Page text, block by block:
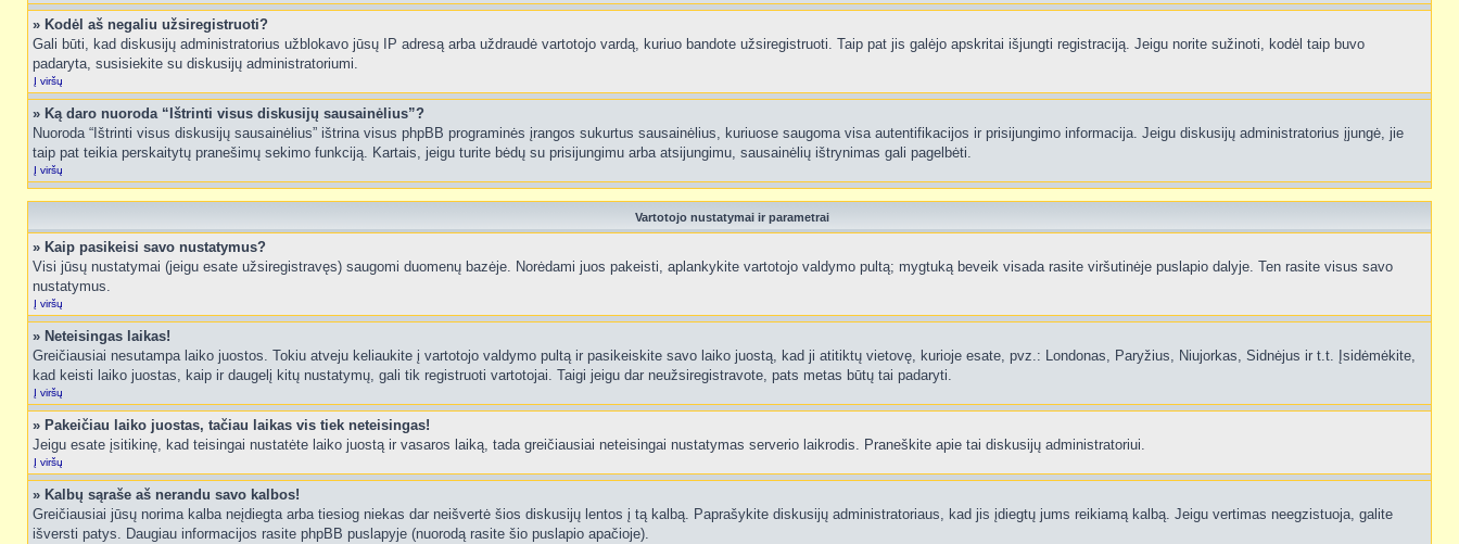
» Kodėl aš negaliu užsiregistruoti?
Gali būti, kad diskusijų administratorius užblokavo jūsų IP adresą arba uždraudė vartotojo vardą, kuriuo bandote užsiregistruoti. Taip pat jis galėjo apskritai išjungti registraciją. Jeigu norite sužinoti, kodėl taip buvo
padaryta, susisiekite su diskusijų administratoriumi.
Į viršų
» Ką daro nuoroda “Ištrinti visus diskusijų sausainėlius”?
Nuoroda “Ištrinti visus diskusijų sausainėlius” ištrina visus phpBB programinės įrangos sukurtus sausainėlius, kuriuose saugoma visa autentifikacijos ir prisijungimo informacija. Jeigu diskusijų administratorius įjungė, jie
taip pat teikia perskaitytų pranešimų sekimo funkciją. Kartais, jeigu turite bėdų su prisijungimu arba atsijungimu, sausainėlių ištrynimas gali pagelbėti.
Į viršų
Vartotojo nustatymai ir parametrai
» Kaip pasikeisi savo nustatymus?
Visi jūsų nustatymai (jeigu esate užsiregistravęs) saugomi duomenų bazėje. Norėdami juos pakeisti, aplankykite vartotojo valdymo pultą; mygtuką beveik visada rasite viršutinėje puslapio dalyje. Ten rasite visus savo
nustatymus.
Į viršų
» Neteisingas laikas!
Greičiausiai nesutampa laiko juostos. Tokiu atveju keliaukite į vartotojo valdymo pultą ir pasikeiskite savo laiko juostą, kad ji atitiktų vietovę, kurioje esate, pvz.: Londonas, Paryžius, Niujorkas, Sidnėjus ir t.t. Įsidėmėkite,
kad keisti laiko juostas, kaip ir daugelį kitų nustatymų, gali tik registruoti vartotojai. Taigi jeigu dar neužsiregistravote, pats metas būtų tai padaryti.
Į viršų
» Pakeičiau laiko juostas, tačiau laikas vis tiek neteisingas!
Jeigu esate įsitikinę, kad teisingai nustatėte laiko juostą ir vasaros laiką, tada greičiausiai neteisingai nustatymas serverio laikrodis. Praneškite apie tai diskusijų administratoriui.
Į viršų
» Kalbų sąraše aš nerandu savo kalbos!
Greičiausiai jūsų norima kalba neįdiegta arba tiesiog niekas dar neišvertė šios diskusijų lentos į tą kalbą. Paprašykite diskusijų administratoriaus, kad jis įdiegtų jums reikiamą kalbą. Jeigu vertimas neegzistuoja, galite
išversti patys. Daugiau informacijos rasite phpBB puslapyje (nuorodą rasite šio puslapio apačioje).